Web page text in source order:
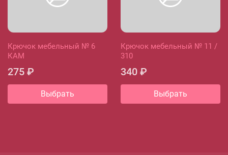
Крючок мебельный № 6
КАМ
275 ₽
Выбрать
Крючок мебельный № 11 /
310
340 ₽
Выбрать